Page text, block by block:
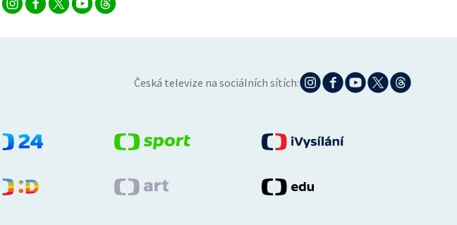
Česká televize na sociálních sítích: